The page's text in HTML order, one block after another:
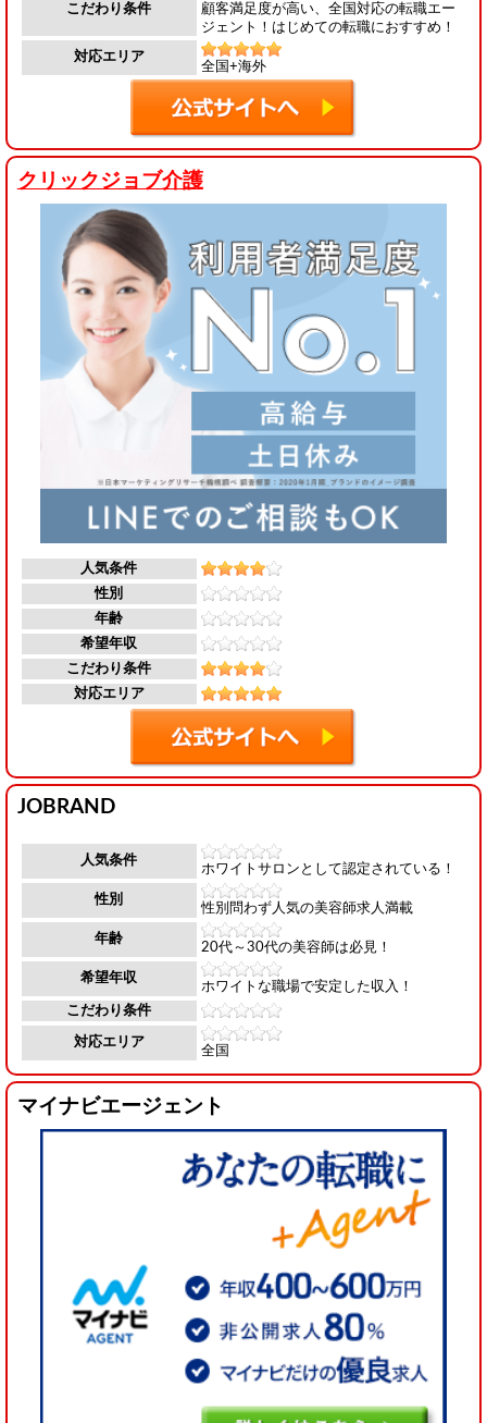
こだわり条件
顧客満足度が高い、全国対応の転職エー
ジェント！はじめての転職におすすめ！
対応エリア
全国+海外
クリックジョブ介護
人気条件
性別
年齢
希望年収
こだわり条件
対応エリア
JOBRAND
人気条件
ホワイトサロンとして認定されている！
性別
性別問わず人気の美容師求人満載
年齢
20代～30代の美容師は必見！
希望年収
ホワイトな職場で安定した収入！
こだわり条件
対応エリア
全国
マイナビエージェント